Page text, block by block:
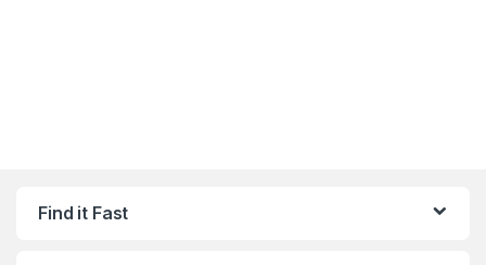
Find it Fast